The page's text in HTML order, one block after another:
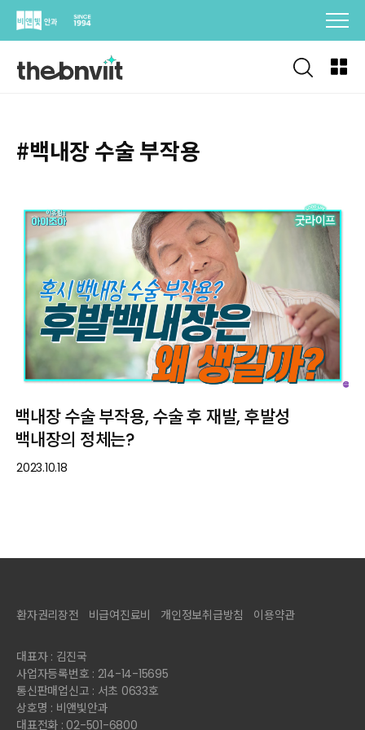
Skip
#백내장 수술 부작용
백내장 수술 부작용, 수술 후 재발, 후발성
백내장의 정체는?
2023.10.18
환자권리장전 비급여진료비 개인정보취급방침 이용약관
대표자 : 김진국
사업자등록번호 : 214-14-15695
통신판매업신고 : 서초 0633호
상호명 : 비앤빛안과
대표전화 : 02-501-6800